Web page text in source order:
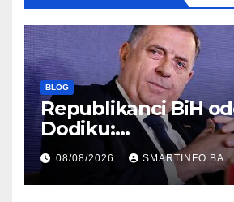
BLOG
Republikanci BiH
Dodiku:
kultura postoji i
građanima
08/08/2026 SMARTINFO.BA